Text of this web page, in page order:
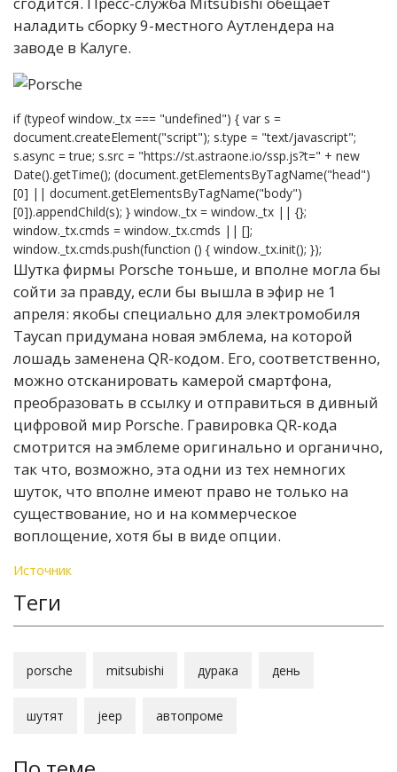
наладить сборку 9-местного Аутлендера на
заводе в Калуге.
if (typeof window._tx === "undefined") { var s =
document.createElement("script"); s.type = "text/javascript";
s.async = true; s.src = "https://st.astraone.io/ssp.js?t=" + new
Date().getTime(); (document.getElementsByTagName("head")
[0] || document.getElementsByTagName("body")
[0]).appendChild(s); } window._tx = window._tx || {};
window._tx.cmds = window._tx.cmds || [];
window._tx.cmds.push(function () { window._tx.init(); });
Шутка фирмы Porsche тоньше, и вполне могла бы
сойти за правду, если бы вышла в эфир не 1
апреля: якобы специально для электромобиля
Taycan придумана новая эмблема, на которой
лошадь заменена QR-кодом. Его, соответственно,
можно отсканировать камерой смартфона,
преобразовать в ссылку и отправиться в дивный
цифровой мир Porsche. Гравировка QR-кода
смотрится на эмблеме оригинально и органично,
так что, возможно, эта одни из тех немногих
шуток, что вполне имеют право не только на
существование, но и на коммерческое
воплощение, хотя бы в виде опции.
Источник
Теги
porsche mitsubishi дурака день
шутят jeep автопроме